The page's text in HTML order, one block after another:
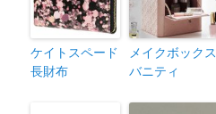
ケイトスペード
長財布
メイクボックス
バニティ